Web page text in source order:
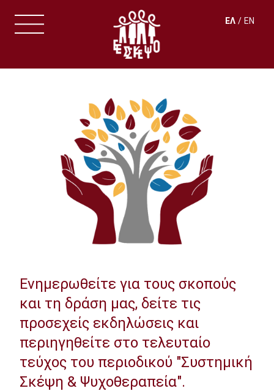
ΕΛ EN
Ενημερωθείτε για τους σκοπούς
και τη δράση μας, δείτε τις
προσεχείς εκδηλώσεις και
περιηγηθείτε στο τελευταίο
τεύχος του περιοδικού "Συστημική
Σκέψη & Ψυχοθεραπεία".